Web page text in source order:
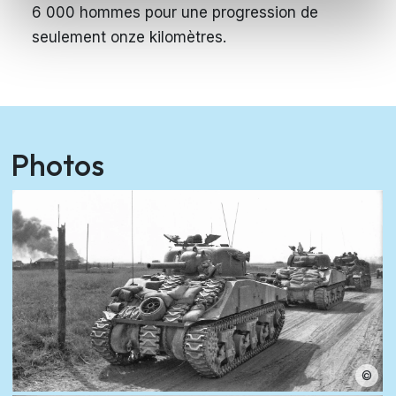
6 000 hommes pour une progression de
seulement onze kilomètres.
Photos
©